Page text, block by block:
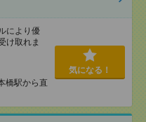
により優
け取れま
橋駅から直
気になる！